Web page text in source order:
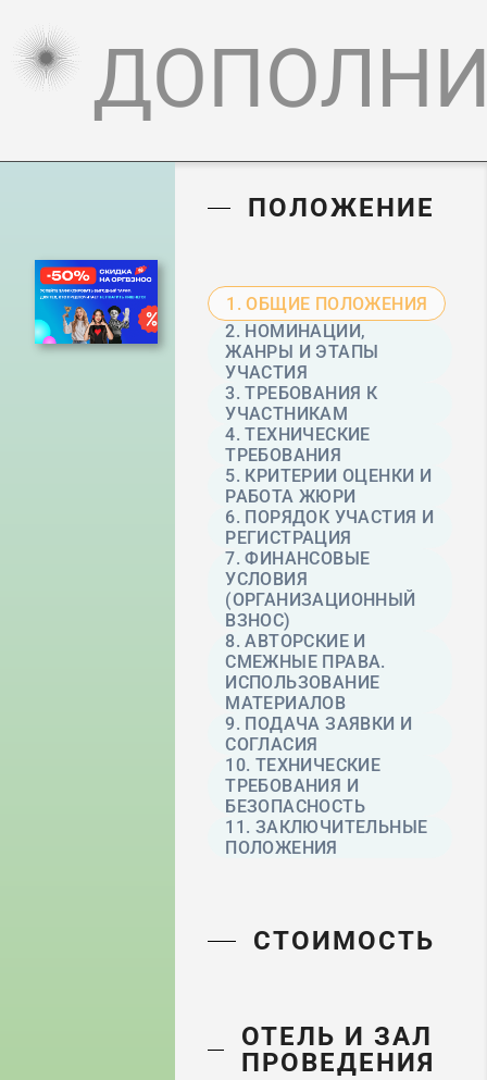
ПОЛОЖЕНИЕ
1. ОБЩИЕ ПОЛОЖЕНИЯ
2. НОМИНАЦИИ,
ЖАНРЫ И ЭТАПЫ
УЧАСТИЯ
3. ТРЕБОВАНИЯ К
УЧАСТНИКАМ
4. ТЕХНИЧЕСКИЕ
ТРЕБОВАНИЯ
5. КРИТЕРИИ ОЦЕНКИ И
РАБОТА ЖЮРИ
6. ПОРЯДОК УЧАСТИЯ И
РЕГИСТРАЦИЯ
7. ФИНАНСОВЫЕ
УСЛОВИЯ
(ОРГАНИЗАЦИОННЫЙ
ВЗНОС)
8. АВТОРСКИЕ И
СМЕЖНЫЕ ПРАВА.
ИСПОЛЬЗОВАНИЕ
МАТЕРИАЛОВ
9. ПОДАЧА ЗАЯВКИ И
СОГЛАСИЯ
10. ТЕХНИЧЕСКИЕ
ТРЕБОВАНИЯ И
БЕЗОПАСНОСТЬ
11. ЗАКЛЮЧИТЕЛЬНЫЕ
ПОЛОЖЕНИЯ
СТОИМОСТЬ
ОТЕЛЬ И ЗАЛ
ПРОВЕДЕНИЯ